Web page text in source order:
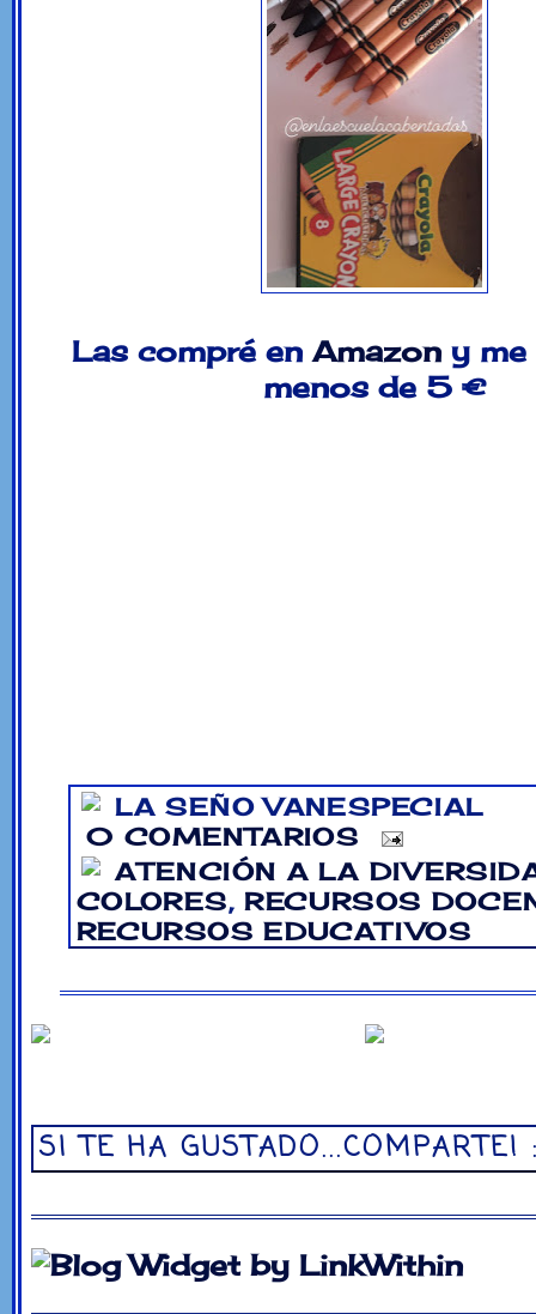
Las compré en Amazon y
menos de 5 €
LA SEÑO VANESPECIAL
0 COMENTARIOS
ATENCIÓN A LA
COLORES,RECURSOS
RECURSOS EDUCATIVOS
SI TE HA GUSTADO...COMPARTE!